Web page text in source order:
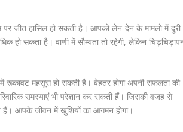
पर जीत हासिल हो सकती है। आपको लेन-देन के मामलो में दूरी
हो सकता है। वाणी में सौम्‍यता तो रहेगी, लेकिन
में रूकावट महसूस हो सकती है। बेहतर होगा अपनी सफलता की
समस्याएं भी परेशान कर सकती हैं। जिसकी वजह से
हैं। आपके जीवन में खुशियों का आगमन होगा।